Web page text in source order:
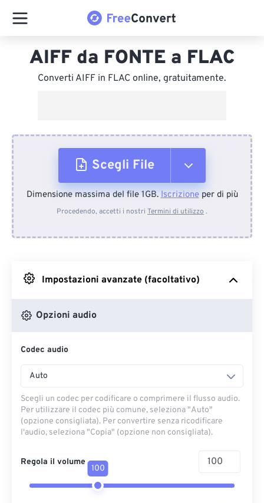
AIFF da FONTE a FLAC
Converti AIFF in FLAC online, gratuitamente.
Scegli File
Dal dispositivo
Da Google Drive
Dimensione massima del file 1GB.Iscrizioneper di più
Procedendo, accetti i nostri Termini di utilizzo .
Impostazioni avanzate (facoltativo)
Opzioni audio
Codec audio
Auto
Scegli un codec per codificare o comprimere il flusso audio.
Per utilizzare il codec più comune, seleziona "Auto"
(opzione consigliata). Per convertire senza ricodificare
l'audio, seleziona "Copia" (opzione non consigliata).
Regola il volume
100